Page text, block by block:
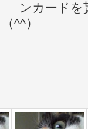
ンカードを
^^）